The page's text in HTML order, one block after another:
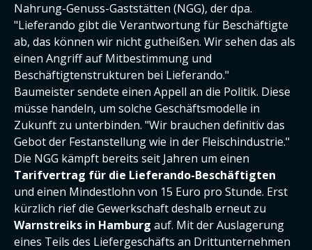
Nahrung-Genuss-Gaststätten (NGG), der dpa.
"Lieferando gibt die Verantwortung für Beschäftigte
ab, das können wir nicht gutheißen. Wir sehen das als
einen Angriff auf Mitbestimmung und
Beschäftigtenstrukturen bei Lieferando."
Baumeister sendete einen Appell an die Politik. Diese
müsse handeln, um solche Geschäftsmodelle in
Zukunft zu unterbinden. "Wir brauchen definitiv das
Gebot der Festanstellung wie in der Fleischindustrie."
Die NGG kämpft bereits seit Jahren um einen
Tarifvertrag für die Lieferando-Beschäftigten
und einen Mindestlohn von 15 Euro pro Stunde. Erst
kürzlich rief die Gewerkschaft deshalb erneut zu
Warnstreiks in Hamburg auf. Mit der Auslagerung
eines Teils des Liefergeschäfts an Drittunternehmen